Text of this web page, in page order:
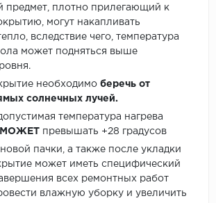
предмет, плотно прилегающий к
могут накапливать
вследствие чего, температура
может подняться выше
необходимо беречь от
солнечных лучей.
температура нагрева
МОЖЕТ превышать +28 градусов
пачки, а также после укладки
может иметь специфический
всех ремонтных работ
влажную уборку и увеличить